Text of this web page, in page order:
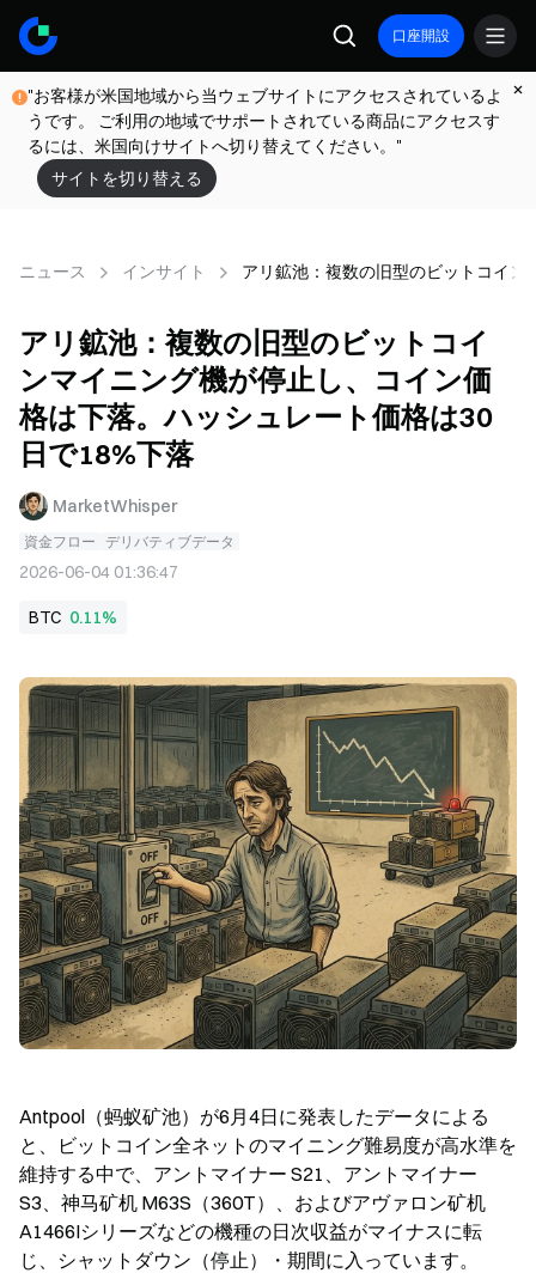
口座開設
"お客様が米国地域から当ウェブサイトにアクセスされているよ
うです。 ご利用の地域でサポートされている商品にアクセスす
るには、米国向けサイトへ切り替えてください。"
サイトを切り替える
ニュース インサイト アリ鉱池：複数の旧型のビットコイ
アリ鉱池：複数の旧型のビットコイ
ンマイニング機が停止し、コイン価
格は下落。ハッシュレート価格は30
日で18%下落
MarketWhisper
資金フロー デリバティブデータ
2026-06-04 01:36:47
BTC 0.11%
Antpool（蚂蚁矿池）が6月4日に発表したデータによる
と、ビットコイン全ネットのマイニング難易度が高水準を
維持する中で、アントマイナー S21、アントマイナー
S3、神马矿机 M63S（360T）、およびアヴァロン矿机
A1466Iシリーズなどの機種の日次収益がマイナスに転
じ、シャットダウン（停止）・期間に入っています。